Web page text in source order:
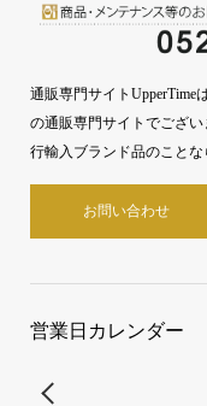
通販専門サイトUpperTime
の通販専門サイトでござ
行輸入ブランド品のことな
お問い合わせ
営業日カレンダー